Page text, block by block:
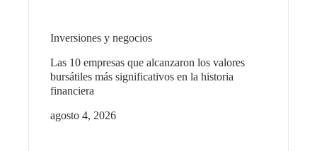
Inversiones y negocios
Las 10 empresas que alcanzaron los valores
bursátiles más significativos en la historia
financiera
agosto 4, 2026